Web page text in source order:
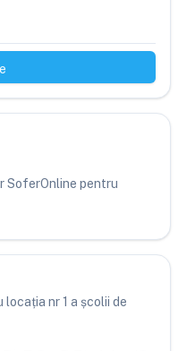
SoferOnline pentru
nr 1 a școlii de